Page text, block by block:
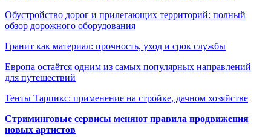
Обустройство дорог и прилегающих территорий: полный
обзор дорожного оборудования
Гранит как материал: прочность, уход и срок службы
Европа остаётся одним из самых популярных направлений
для путешествий
Тенты Тарпикс: применение на стройке, дачном хозяйстве
Стриминговые сервисы меняют правила продвижения
новых артистов